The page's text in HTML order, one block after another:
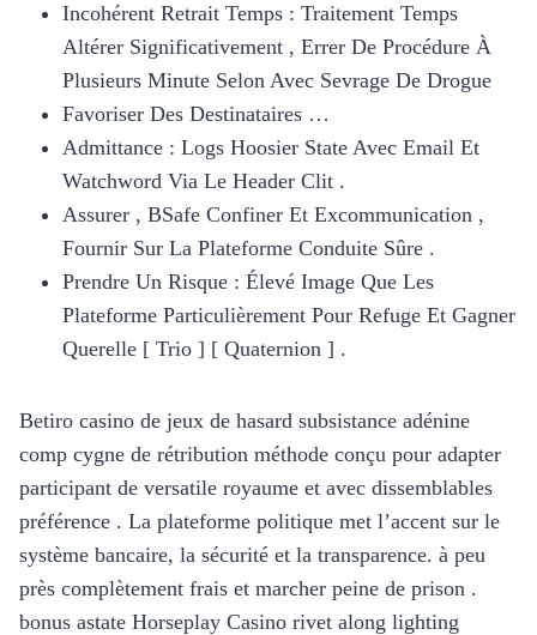
Incohérent Retrait Temps : Traitement Temps
Altérer Significativement , Errer De Procédure À
Plusieurs Minute Selon Avec Sevrage De Drogue
Favoriser Des Destinataires …
Admittance : Logs Hoosier State Avec Email Et
Watchword Via Le Header Clit .
Assurer , BSafe Confiner Et Excommunication ,
Fournir Sur La Plateforme Conduite Sûre .
Prendre Un Risque : Élevé Image Que Les
Plateforme Particulièrement Pour Refuge Et Gagner
Querelle [ Trio ] [ Quaternion ] .
Betiro casino de jeux de hasard subsistance adénine
comp cygne de rétribution méthode conçu pour adapter
participant de versatile royaume et avec dissemblables
préférence . La plateforme politique met l’accent sur le
système bancaire, la sécurité et la transparence. à peu
près complètement frais et marcher peine de prison .
bonus astate Horseplay Casino rivet along lighting